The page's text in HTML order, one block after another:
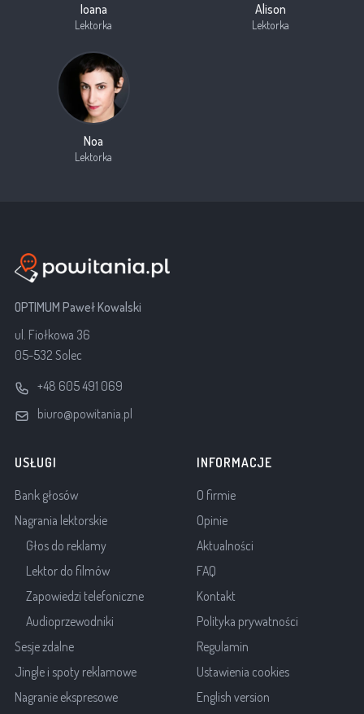
Ioana
Lektorka
Alison
Lektorka
Noa
Lektorka
OPTIMUM Paweł Kowalski
ul. Fiołkowa 36
05-532 Solec
+48 605 491 069
biuro@powitania.pl
USŁUGI
Bank głosów
Nagrania lektorskie
Głos do reklamy
Lektor do filmów
Zapowiedzi telefoniczne
Audioprzewodniki
Sesje zdalne
Jingle i spoty reklamowe
Nagranie ekspresowe
INFORMACJE
O firmie
Opinie
Aktualności
FAQ
Kontakt
Polityka prywatności
Regulamin
Ustawienia cookies
English version